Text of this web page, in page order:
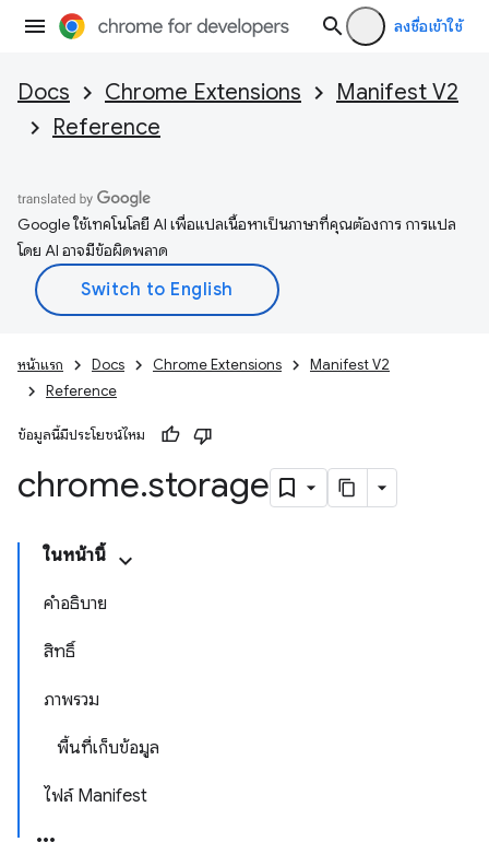
ลงชื่อเข้าใช้
Docs Chrome Extensions
Manifest V2
Reference
Google ใช้เทคโนโลยี AI เพื่อแปลเนื้อหาเป็นภาษาที่คุณต้องการ การแปล
โดย AI อาจมีข้อผิดพลาด
หน้าแรก Docs Chrome Extensions
Manifest V2
Reference
ข้อมูลนี้มีประโยชน์ไหม
chrome.storage
ในหน้านี้
คำอธิบาย
สิทธิ์
ภาพรวม
พื้นที่เก็บข้อมูล
ไฟล์ Manifest